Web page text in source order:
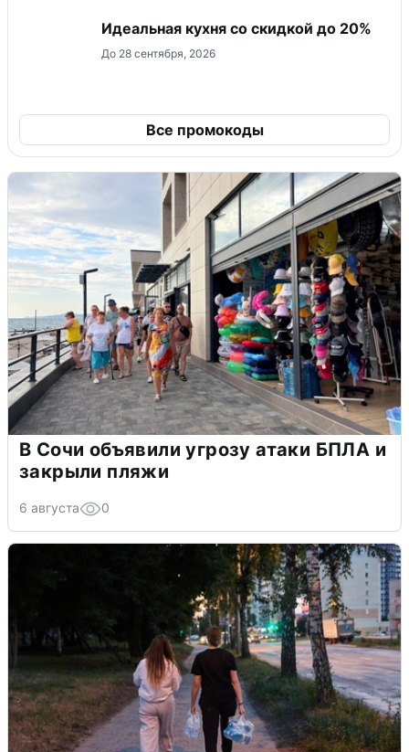
Идеальная кухня со скидкой до 20%
До 28 сентября, 2026
Все промокоды
В Сочи объявили угрозу атаки БПЛА и
закрыли пляжи
6 августа 0